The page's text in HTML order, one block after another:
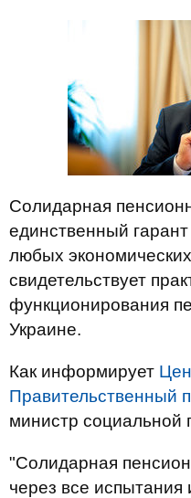
Солидарная
единственный
любых
свидетельствует
функционирования
Украине.
Как информирует
Правительственный
министр социальной
"Солидарная
через все испытания